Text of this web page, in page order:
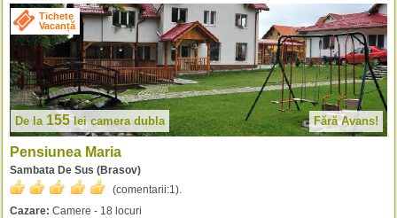
Tichete
Vacanță
De la 155lei camera dubla Fără Avans!
Pensiunea Maria
Sambata De Sus (Brasov)
(comentarii:1).
Cazare: Camere - 18 locuri